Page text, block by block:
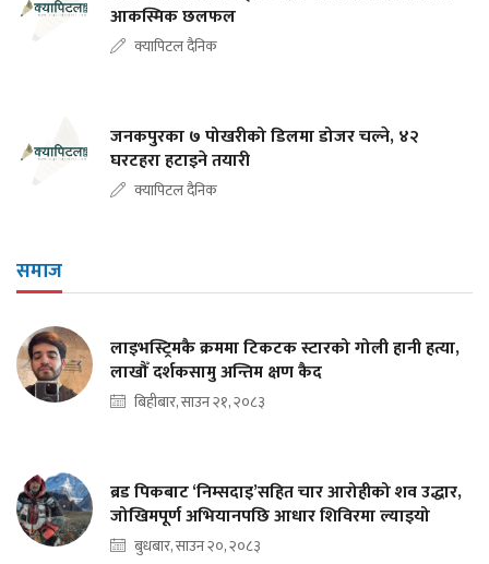
आकस्मिक छलफल
क्यापिटल दैनिक
जनकपुरका ७ पोखरीको डिलमा डोजर चल्ने, ४२
घरटहरा हटाइने तयारी
क्यापिटल दैनिक
समाज
लाइभस्ट्रिमकै क्रममा टिकटक स्टारको गोली हानी हत्या,
लाखौँ दर्शकसामु अन्तिम क्षण कैद
बिहीबार, साउन २१, २०८३
ब्रड पिकबाट ‘निम्सदाइ’सहित चार आरोहीको शव उद्धार,
जोखिमपूर्ण अभियानपछि आधार शिविरमा ल्याइयो
बुधबार, साउन २०, २०८३